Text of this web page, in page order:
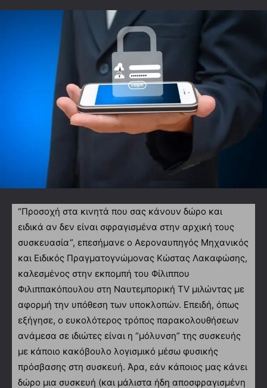
“Προσοχή στα κινητά που σας κάνουν δώρο και
ειδικά αν δεν είναι σφραγισμένα στην αρχική τους
συσκευασία”, επεσήμανε ο Αεροναυπηγός Μηχανικός
και Ειδικός Πραγματογνώμονας Κώστας Λακαφώσης,
καλεσμένος στην εκπομπή του Φίλιππου
Φιλιππακόπουλου στη Ναυτεμπορική TV μιλώντας με
αφορμή την υπόθεση των υποκλοπών. Επειδή, όπως
εξήγησε, ο ευκολότερος τρόπος παρακολουθήσεων
ανάμεσα σε ιδιώτες είναι η “μόλυνση” της συσκευής
με κάποιο κακόβουλο λογισμικό μέσω φυσικής
πρόσβασης στη συσκευή. Άρα, εάν κάποιος μας κάνει
δώρο μια συσκευή (και μάλιστα ήδη αποσφραγισμένη